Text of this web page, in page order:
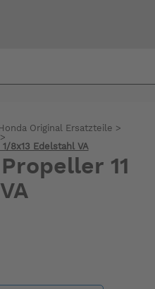
Honda Original Ersatzteile >
>
8x13 Edelstahl VA
11